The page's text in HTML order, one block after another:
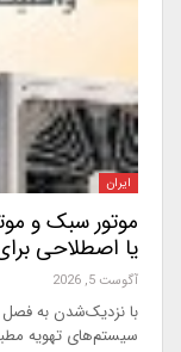
ایران
موتور سبک و
یا اصطلاحی
آگوست 5, 2026
با نزدیک‌شدن به فصل
سیستم‌های تهویه